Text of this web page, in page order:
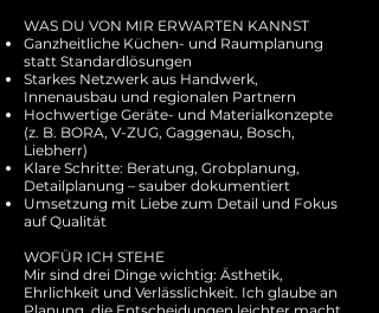
WAS DU VON MIR ERWARTEN KANNST
Ganzheitliche Küchen- und Raumplanung
statt Standardlösungen
Starkes Netzwerk aus Handwerk,
Innenausbau und regionalen Partnern
Hochwertige Geräte- und Materialkonzepte
(z. B. BORA, V-ZUG, Gaggenau, Bosch,
Liebherr)
Klare Schritte: Beratung, Grobplanung,
Detailplanung – sauber dokumentiert
Umsetzung mit Liebe zum Detail und Fokus
auf Qualität
WOFÜR ICH STEHE
Mir sind drei Dinge wichtig: Ästhetik,
Ehrlichkeit und Verlässlichkeit. Ich glaube an